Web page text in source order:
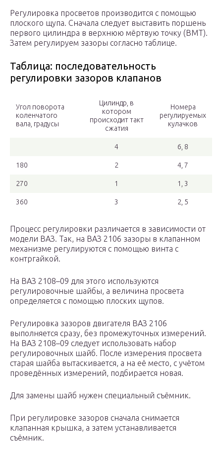
Регулировка просветов производится с помощью
плоского щупа. Сначала следует выставить поршень
первого цилиндра в верхнюю мёртвую точку (ВМТ).
Затем регулируем зазоры согласно таблице.
Таблица: последовательность
регулировки зазоров клапанов
Угол поворота
коленчатого
вала, градусы
Цилиндр, в
котором
происходит такт
сжатия
Номера
регулируемых
кулачков
4 6, 8
180 2 4, 7
270 1 1, 3
360 3 2, 5
Процесс регулировки различается в зависимости от
модели ВАЗ. Так, на ВАЗ 2106 зазоры в клапанном
механизме регулируются с помощью винта с
контргайкой.
На ВАЗ 2108–09 для этого используются
регулировочные шайбы, а величина просвета
определяется с помощью плоских щупов.
Регулировка зазоров двигателя ВАЗ 2106
выполняется сразу, без промежуточных измерений.
На ВАЗ 2108–09 следует использовать набор
регулировочных шайб. После измерения просвета
старая шайба вытаскивается, а на её место, с учётом
проведённых измерений, подбирается новая.
Для замены шайб нужен специальный съёмник.
При регулировке зазоров сначала снимается
клапанная крышка, а затем устанавливается
съёмник.